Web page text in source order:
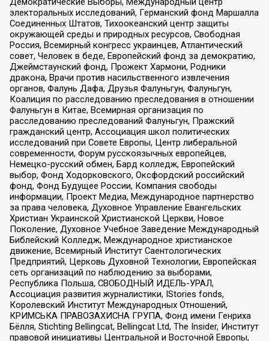
электоральных исследований, Германский фонд Маршалла
Соединенных Штатов, Тихоокеанский центр защиты
окружающей среды и природных ресурсов, Свободная
Россия, Всемирный конгресс украинцев, Атлантический
совет, Человек в беде, Европейский фонд за демократию,
Джеймстаунский фонд, Прожект Хармони, Родники
дракона, Врачи против насильственного извлечения
органов, Фалунь Дафа, Друзья Фалуньгун, Фалуньгун,
Коалиция по расследованию преследования в отношении
Фалуньгун в Китае, Всемирная организация по
расследованию преследований Фалуньгун, Пражский
гражданский центр, Ассоциация школ политических
исследований при Совете Европы, Центр либеральной
современности, Форум русскоязычных европейцев,
Немецко-русский обмен, Бард колледж, Европейский
выбор, Фонд Ходорковского, Оксфордский российский
фонд, Фонд Будущее России, Компания свободы
информации, Проект Медиа, Международное партнерство
за права человека, Духовное Управление Евангельских
Христиан Украинской Христианской Церкви, Новое
Поколение, Духовное Учебное Заведение Международный
Библейский Колледж, Международное христианское
движение, Всемирный Институт Саентологических
Предприятий, Церковь Духовной Технологии, Европейская
сеть организаций по наблюдению за выборами,
Республика Польша, СВОБОДНЫЙ ИДЕЛЬ-УРАЛ,
Ассоциация развития журналистики, IStories fonds,
Королевский Институт Международных Отношений,
КРИМСЬКА ПРАВОЗАХИСНА ГРУПА, Фонд имени Генриха
Бёлля, Stichting Bellingcat, Bellingcat Ltd, The Insider, Институт
правовой инициативы Центральной и Восточной Европы,